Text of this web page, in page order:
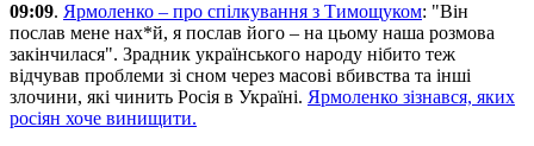
09:09. Ярмоленко – про спілкування з Тимощуком: "Він
послав мене нах*й, я послав його – на цьому наша розмова
закінчилася". Зрадник українського народу нібито теж
відчував проблеми зі сном через масові вбивства та інші
злочини, які чинить Росія в Україні. Ярмоленко зізнався, яких
росіян хоче винищити.